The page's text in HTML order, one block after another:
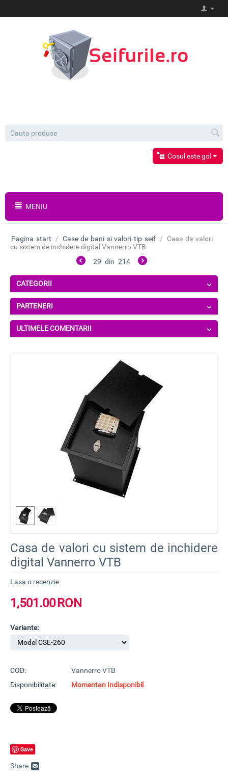
Cosul este gol
MENIU
Pagina start / Case de bani si valori tip seif /
Casa de valori
cu sistem de inchidere digital Vannerro VTB
29 din 214
CATEGORII
PARTENERI
ULTIMELE COMENTARII
Casa de valori cu sistem de inchidere
digital Vannerro VTB
Lasa o recenzie
1,501.00 RON
Variante:
COD:
Vannerro VTB
Disponibilitate:
Momentan Indisponibil
Save
Share